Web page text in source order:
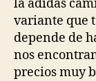
la adidas
variante que
depende de
nos
precios muy